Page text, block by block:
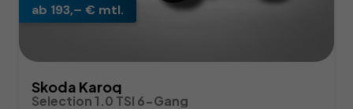
ab 193,– € mtl.
Skoda Karoq
Selection 1.0 TSI 6-Gang